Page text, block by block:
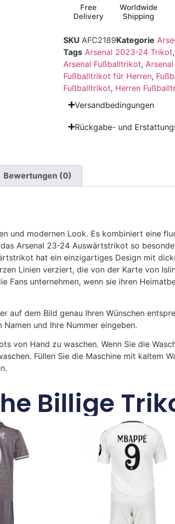
Free
Delivery
Worldwide
Shipping
SKU AFC2189Kategorie
Tags Arsenal 2023-24 Trikot,
Arsenal Fußballtrikot,
Fußballtrikot für Herren,
Fußballtrikot, Herren
Versandbedingungen
Rückgabe- und
Bewertungen (0)
und modernen Look. Es kombiniert eine
Arsenal 23-24 Auswärtstrikot so
hat ein einzigartiges Design mit
Linien verziert, die von der Karte von
Fans unternehmen, wenn sie ihren
auf dem Bild genau Ihren Wünschen
und Ihre Nummer eingeben.
von Hand zu waschen. Wenn Sie die
Füllen Sie die Maschine mit kaltem
Billige